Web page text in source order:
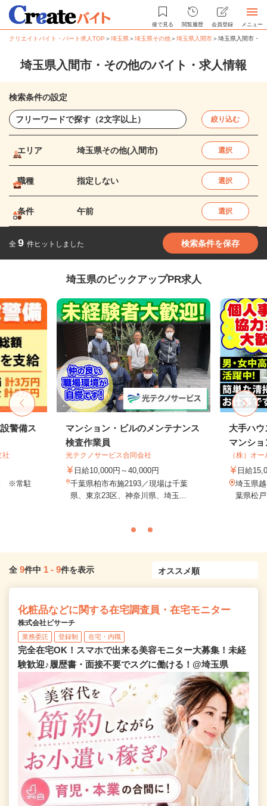
後で見る 閲覧履歴 会員登録 メニュー
クリエイトバイト・パート求人TOP ＞埼玉県＞埼玉県その他＞埼玉県入間市＞埼玉県入間市・
埼玉県入間市・その他のバイト・求人情報
検索条件の設定
絞り込む
エリア 埼玉県その他(入間市) 選択
職種 指定しない 選択
条件 午前 選択
全 9 件ヒットしました 検索条件を保存
埼玉県のピックアップPR求人
警備ス
社
※常駐
マンション・ビルのメンテナンス
検査作業員
光テクノサービス合同会社
日給10,000円～40,000円
千葉県柏市布施2193／現場は千葉
県、東京23区、神奈川県、埼玉...
大手ハ
マンシ
（株）オ
日給
埼玉県
葉県松
全 9件中 1 - 9件を表示
化粧品などに関する在宅調査員・在宅モニター
株式会社ビサーチ
業務委託 登録制 在宅・内職
完全在宅OK！スマホで出来る美容モニター大募集！未経
験歓迎♪履歴書・面接不要でスグに働ける！@埼玉県